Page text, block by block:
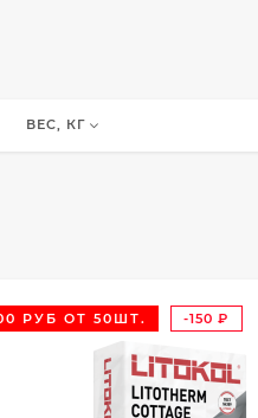
ВЕС, КГ
РУБ ОТ 50ШТ.
-150